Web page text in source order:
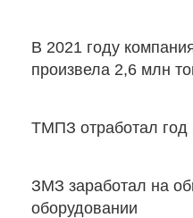
В 2021 году
произвела 2,6 млн
ТМПЗ отработал год
ЗМЗ заработал на
оборудовании